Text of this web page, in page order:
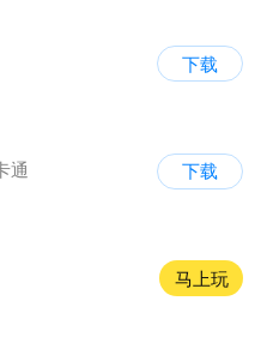
下载
通
下载
马上玩